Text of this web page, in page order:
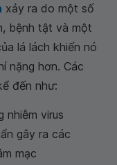
xảy ra do một số
bệnh tật và một
lá lách khiến nó
nặng hơn. Các
đến như:
nhiễm virus
gây ra các
mạc